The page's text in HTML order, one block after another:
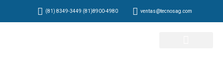
(81) 8349-3449 (81)8900-4980 ventas@tecnosag.com